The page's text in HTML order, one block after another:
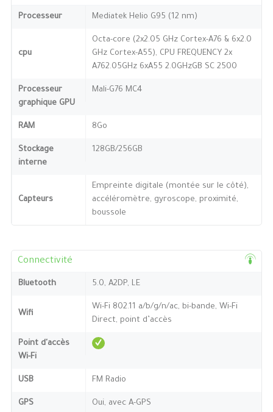
Processeur Mediatek Helio G95 (12 nm)
cpu
Octa-core (2x2.05 GHz Cortex-A76 & 6x2.0
GHz Cortex-A55), CPU FREQUENCY 2x
A762.05GHz 6xA55 2.0GHzGB SC 2500
Processeur
graphique GPU
Mali-G76 MC4
RAM 8Go
Stockage
interne
128GB/256GB
Capteurs
Empreinte digitale (montée sur le côté),
accéléromètre, gyroscope, proximité,
boussole
Connectivité
Bluetooth 5.0, A2DP, LE
Wifi
Wi-Fi 802.11 a/b/g/n/ac, bi-bande, Wi-Fi
Direct, point d’accès
Point d'accès
Wi-Fi
USB FM Radio
GPS Oui, avec A-GPS